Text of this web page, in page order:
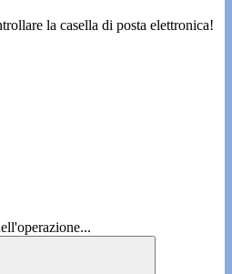
la casella di posta elettronica!